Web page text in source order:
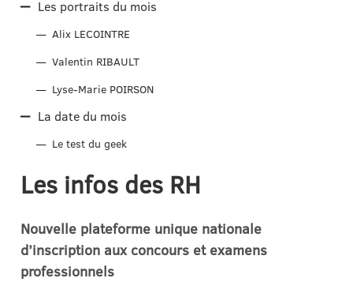
Les portraits du mois
Alix LECOINTRE
Valentin RIBAULT
Lyse-Marie POIRSON
La date du mois
Le test du geek
Les infos des RH
Nouvelle plateforme unique nationale
d’inscription aux concours et examens
professionnels